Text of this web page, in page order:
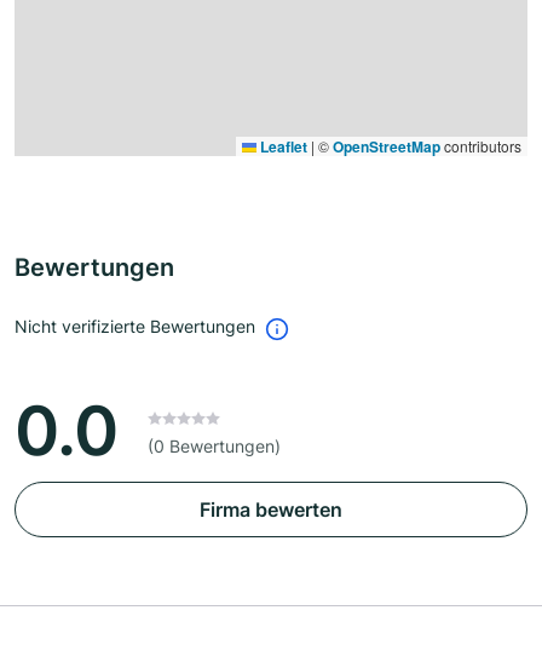
Leaflet | ©OpenStreetMapcontributors
Bewertungen
Nicht verifizierte Bewertungen
0.0 (0 Bewertungen)
Firma bewerten